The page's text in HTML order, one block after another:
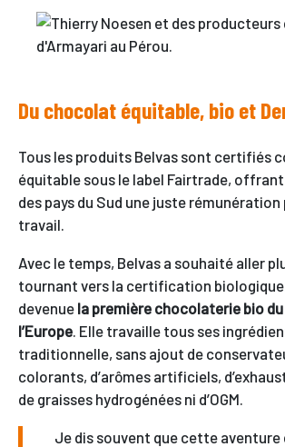
Du chocolat équitable, bio et
Tous les produits Belvas sont certifiés
équitable sous le label Fairtrade,
des pays du Sud une juste rémunération
travail.
Avec le temps, Belvas a souhaité aller
tournant vers la certification
devenue la première chocolaterie bio du
l’Europe. Elle travaille tous ses
traditionnelle, sans ajout de
colorants, d’arômes artificiels,
de graisses hydrogénées ni d’OGM.
Je dis souvent que cette aventure